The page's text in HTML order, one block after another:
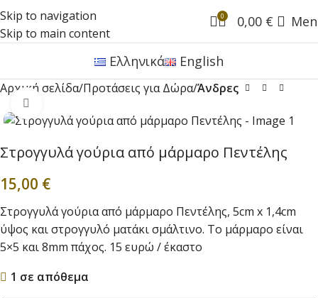
Skip to navigation
Skip to main content
0 0,00 €
Ελληνικά English
Αρχική σελίδα Προτάσεις για Δώρα Άνδρες
Στρογγυλά γούρια από μάρμαρο Πεντέλης
15,00 €
Στρογγυλά γούρια από μάρμαρο Πεντέλης, 5cm x 1,4cm
ύψος και στρογγυλό ματάκι σμάλτινο. Το μάρμαρο είναι
5×5 και 8mm πάχος. 15 ευρώ / έκαστο
1 σε απόθεμα